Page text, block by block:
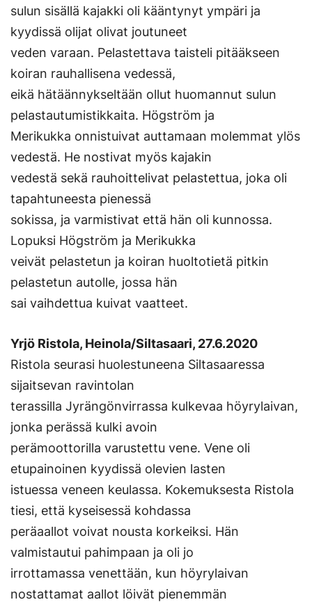
sulun sisällä kajakki oli kääntynyt ympäri ja
kyydissä olijat olivat joutuneet
veden varaan. Pelastettava taisteli pitääkseen
koiran rauhallisena vedessä,
eikä hätäännykseltään ollut huomannut sulun
pelastautumistikkaita. Högström ja
Merikukka onnistuivat auttamaan molemmat ylös
vedestä. He nostivat myös kajakin
vedestä sekä rauhoittelivat pelastettua, joka oli
tapahtuneesta pienessä
sokissa, ja varmistivat että hän oli kunnossa.
Lopuksi Högström ja Merikukka
veivät pelastetun ja koiran huoltotietä pitkin
pelastetun autolle, jossa hän
sai vaihdettua kuivat vaatteet.
Yrjö Ristola, Heinola/Siltasaari, 27.6.2020
Ristola seurasi huolestuneena Siltasaaressa
sijaitsevan ravintolan
terassilla Jyrängönvirrassa kulkevaa höyrylaivan,
jonka perässä kulki avoin
perämoottorilla varustettu vene. Vene oli
etupainoinen kyydissä olevien lasten
istuessa veneen keulassa. Kokemuksesta Ristola
tiesi, että kyseisessä kohdassa
peräaallot voivat nousta korkeiksi. Hän
valmistautui pahimpaan ja oli jo
irrottamassa venettään, kun höyrylaivan
nostattamat aallot löivät pienemmän